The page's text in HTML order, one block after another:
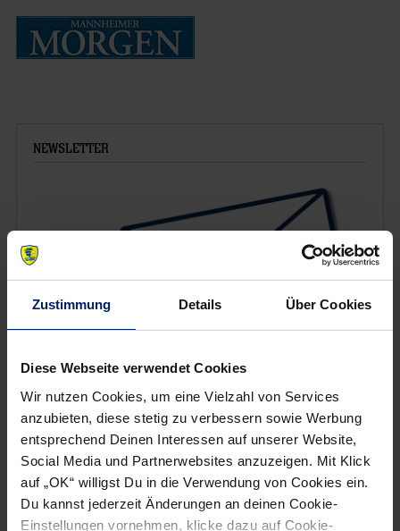
Zustimmung Details Über Cookies
Diese Webseite verwendet Cookies
Wir nutzen Cookies, um eine Vielzahl von Services
anzubieten, diese stetig zu verbessern sowie Werbung
entsprechend Deinen Interessen auf unserer Website,
Social Media und Partnerwebsites anzuzeigen. Mit Klick
auf „OK“ willigst Du in die Verwendung von Cookies ein.
Du kannst jederzeit Änderungen an deinen Cookie-
Einstellungen vornehmen, klicke dazu auf Cookie-
NEWSLETTER
Wenn du per E-Mail über Aktuelles aus der Löwenwelt
informiert werden willst, kannst du den Rhein-Neckar Löwen
Newsletterhier abonnieren.